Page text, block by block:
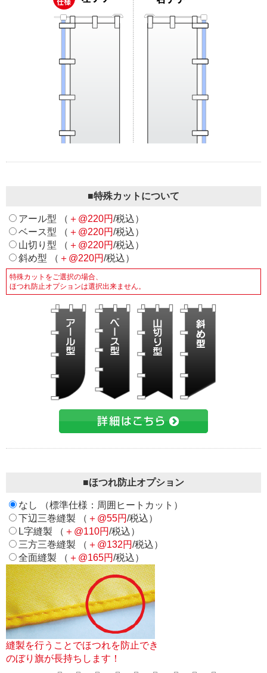
■特殊カットについて
アール型 （ ＋@220円/税込）
ベース型 （ ＋@220円/税込）
山切り型 （ ＋@220円/税込）
斜め型 （ ＋@220円/税込）
特殊カットをご選択の場合、
ほつれ防止オプションは選択出来ません。
■ほつれ防止オプション
なし （標準仕様：周囲ヒートカット）
下辺三巻縫製 （ ＋@55円/税込）
L字縫製 （ ＋@110円/税込）
三方三巻縫製 （ ＋@132円/税込）
全面縫製 （ ＋@165円/税込）
縫製を行うことでほつれを防止でき
のぼり旗が長持ちします！